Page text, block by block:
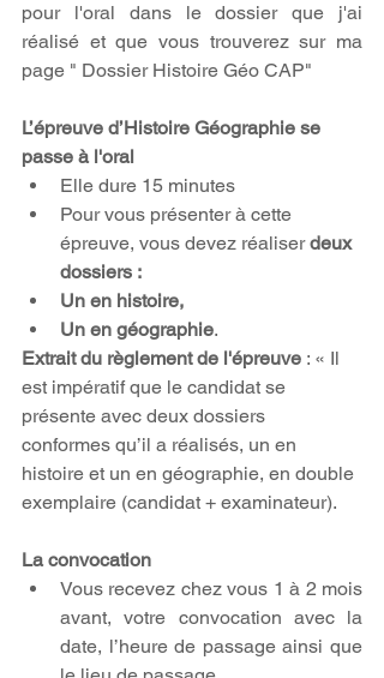
pour l'oral dans le dossier que j'ai
réalisé et que vous trouverez sur ma
page " Dossier Histoire Géo CAP"
L’épreuve d’Histoire Géographie se
passe à l'oral
Elle dure 15 minutes
Pour vous présenter à cette
épreuve, vous devez réaliser deux
dossiers :
Un en histoire,
Un en géographie.
Extrait du règlement de l'épreuve : « Il
est impératif que le candidat se
présente avec deux dossiers
conformes qu’il a réalisés, un en
histoire et un en géographie, en double
exemplaire (candidat + examinateur).
La convocation
Vous recevez chez vous 1 à 2 mois
avant, votre convocation avec la
date, l’heure de passage ainsi que